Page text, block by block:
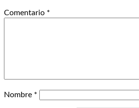
Comentario *
Nombre *